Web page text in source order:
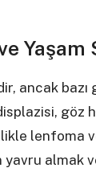
Yaşam
ancak bazı
göz
lenfoma
almak